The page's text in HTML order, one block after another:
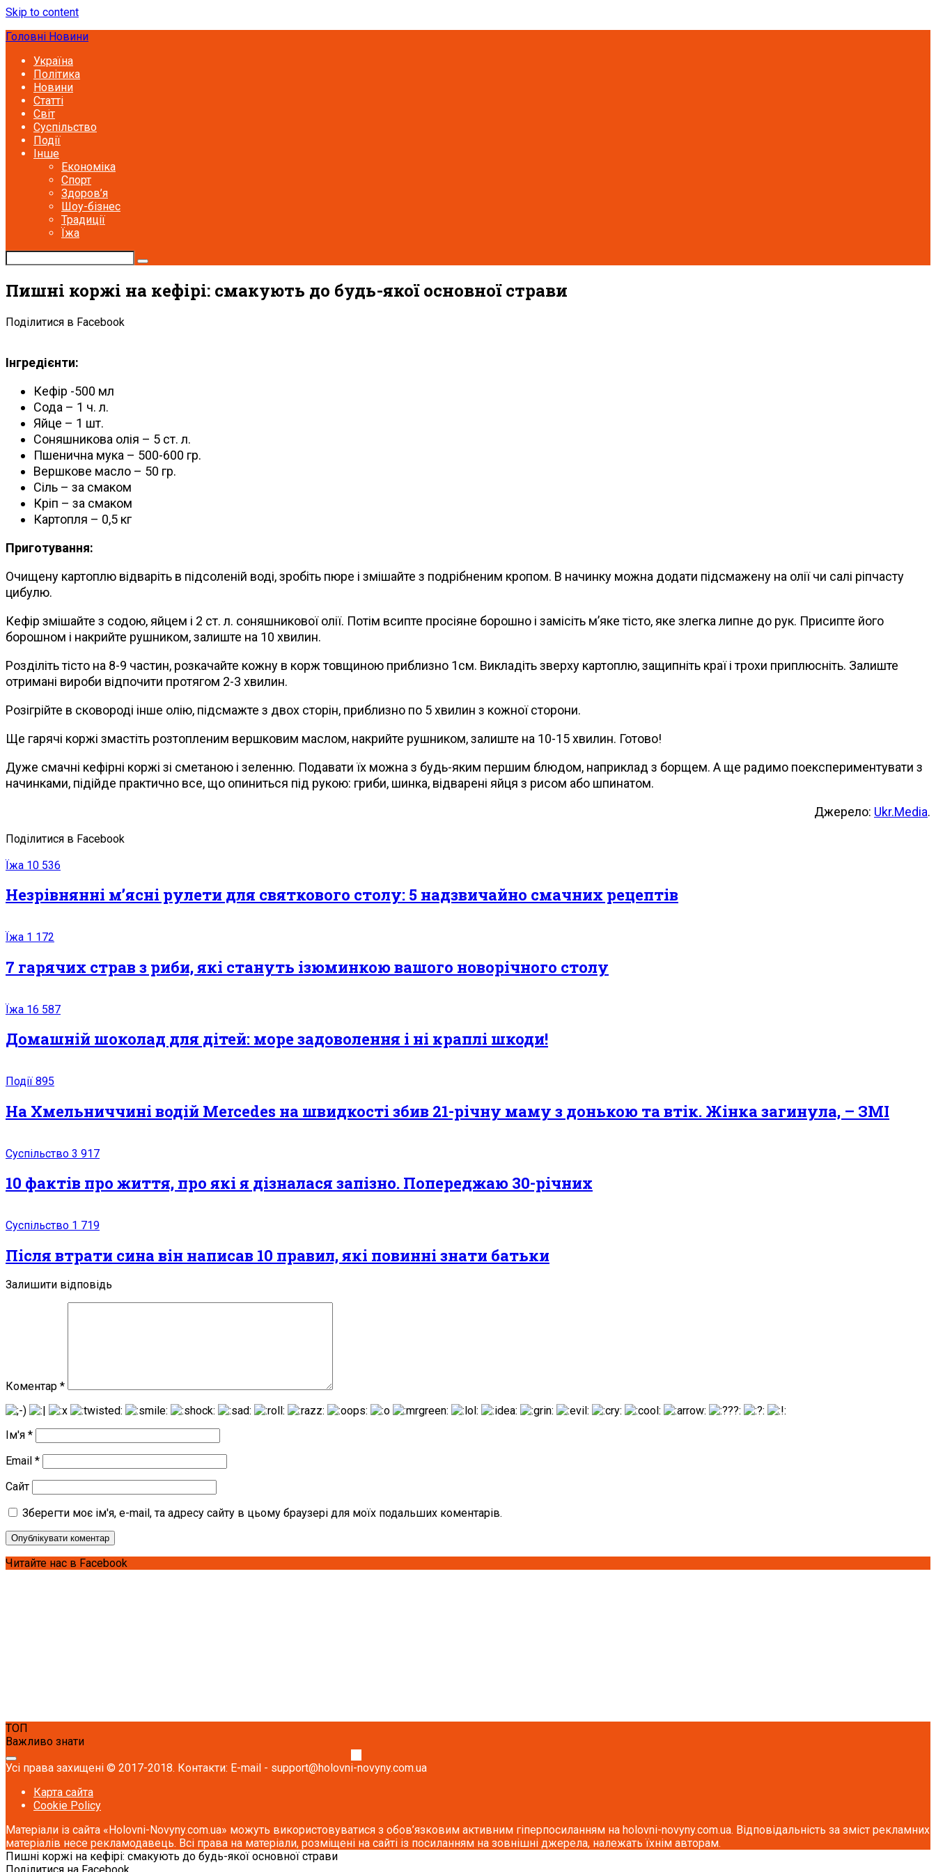
Skip to content
Головні Новини
Україна
Політика
Новини
Статті
Світ
Суспільство
Події
Інше
Економіка
Спорт
Здоров’я
Шоу-бізнес
Традиції
Їжа
Пишні коржі на кефірі: смакують до будь-якої основної страви
Поділитися в Facebook
Інгредієнти:
Кефір -500 мл
Сода – 1 ч. л.
Яйце – 1 шт.
Соняшникова олія – 5 ст. л.
Пшенична мука – 500-600 гр.
Вершкове масло – 50 гр.
Сіль – за смаком
Кріп – за смаком
Картопля – 0,5 кг
Приготування:
Очищену картоплю відваріть в підсоленій воді, зробіть пюре і змішайте з подрібненим кропом. В начинку можна додати підсмажену на олії чи салі ріпчасту
цибулю.
Кефір змішайте з содою, яйцем і 2 ст. л. соняшникової олії. Потім всипте просіяне борошно і замісіть м’яке тісто, яке злегка липне до рук. Присипте його
борошном і накрийте рушником, залиште на 10 хвилин.
Розділіть тісто на 8-9 частин, розкачайте кожну в корж товщиною приблизно 1см. Викладіть зверху картоплю, защипніть краї і трохи приплюсніть. Залиште
отримані вироби відпочити протягом 2-3 хвилин.
Розігрійте в сковороді інше олію, підсмажте з двох сторін, приблизно по 5 хвилин з кожної сторони.
Ще гарячі коржі змастіть розтопленим вершковим маслом, накрийте рушником, залиште на 10-15 хвилин. Готово!
Дуже смачні кефірні коржі зі сметаною і зеленню. Подавати їх можна з будь-яким першим блюдом, наприклад з борщем. А ще радимо поекспериментувати з
начинками, підійде практично все, що опиниться під рукою: гриби, шинка, відварені яйця з рисом або шпинатом.
Джерело: Ukr.Media.
Поділитися в Facebook
Їжа 10 536
Незрівнянні м’ясні рулети для святкового столу: 5 надзвичайно смачних рецептів
Їжа 1 172
7 гарячих страв з риби, які стануть ізюминкою вашого новорічного столу
Їжа 16 587
Домашній шоколад для дітей: море задоволення і ні краплі шкоди!
Події 895
На Хмельниччині водій Mercedes на швидкості збив 21-річну маму з донькою та втік. Жінка загинула, – ЗМІ
Суспільство 3 917
10 фактів про життя, про які я дізналася запізно. Попереджаю 30-річних
Суспільство 1 719
Після втрати сина він написав 10 правил, які повинні знати батьки
Залишити відповідь
Коментар *
Ім'я *
Email *
Сайт
Зберегти моє ім'я, e-mail, та адресу сайту в цьому браузері для моїх подальших коментарів.
Читайте нас в Facebook
ТОП
Важливо знати
Усі права захищені © 2017-2018. Контакти: E-mail - support@holovni-novyny.com.ua
Карта сайта
Cookie Policy
Матеріали із сайта «Holovni-Novyny.com.ua» можуть використовуватися з обов’язковим активним гіперпосиланням на holovni-novyny.com.ua. Відповідальність за зміст рекламних
матеріалів несе рекламодавець. Всі права на матеріали, розміщені на сайті із посиланням на зовнішні джерела, належать їхнім авторам.
Пишні коржі на кефірі: смакують до будь-якої основної страви